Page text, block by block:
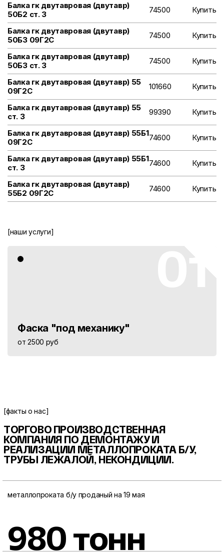
Балка гк двутавровая (двутавр)
50Б2 ст. 3
74500 Купить
Балка гк двутавровая (двутавр)
50Б3 09Г2С
74500 Купить
Балка гк двутавровая (двутавр)
50Б3 ст. 3
74500 Купить
Балка гк двутавровая (двутавр) 55
09Г2С
101660 Купить
Балка гк двутавровая (двутавр) 55
ст. 3
99390 Купить
Балка гк двутавровая (двутавр) 55Б1
09Г2С
74600 Купить
Балка гк двутавровая (двутавр) 55Б1
ст. 3
74600 Купить
Балка гк двутавровая (двутавр)
55Б2 09Г2С
74600 Купить
[наши услуги]
Фаска "под механику"
от 2500 руб
[факты о нас]
ТОРГОВО ПРОИЗВОДСТВЕННАЯ
КОМПАНИЯ ПО ДЕМОНТАЖУ И
РЕАЛИЗАЦИИ МЕТАЛЛОПРОКАТА Б/У,
ТРУБЫ ЛЕЖАЛОЙ, НЕКОНДИЦИИ.
металлопроката б/у проданый на 19 мая
980 тонн